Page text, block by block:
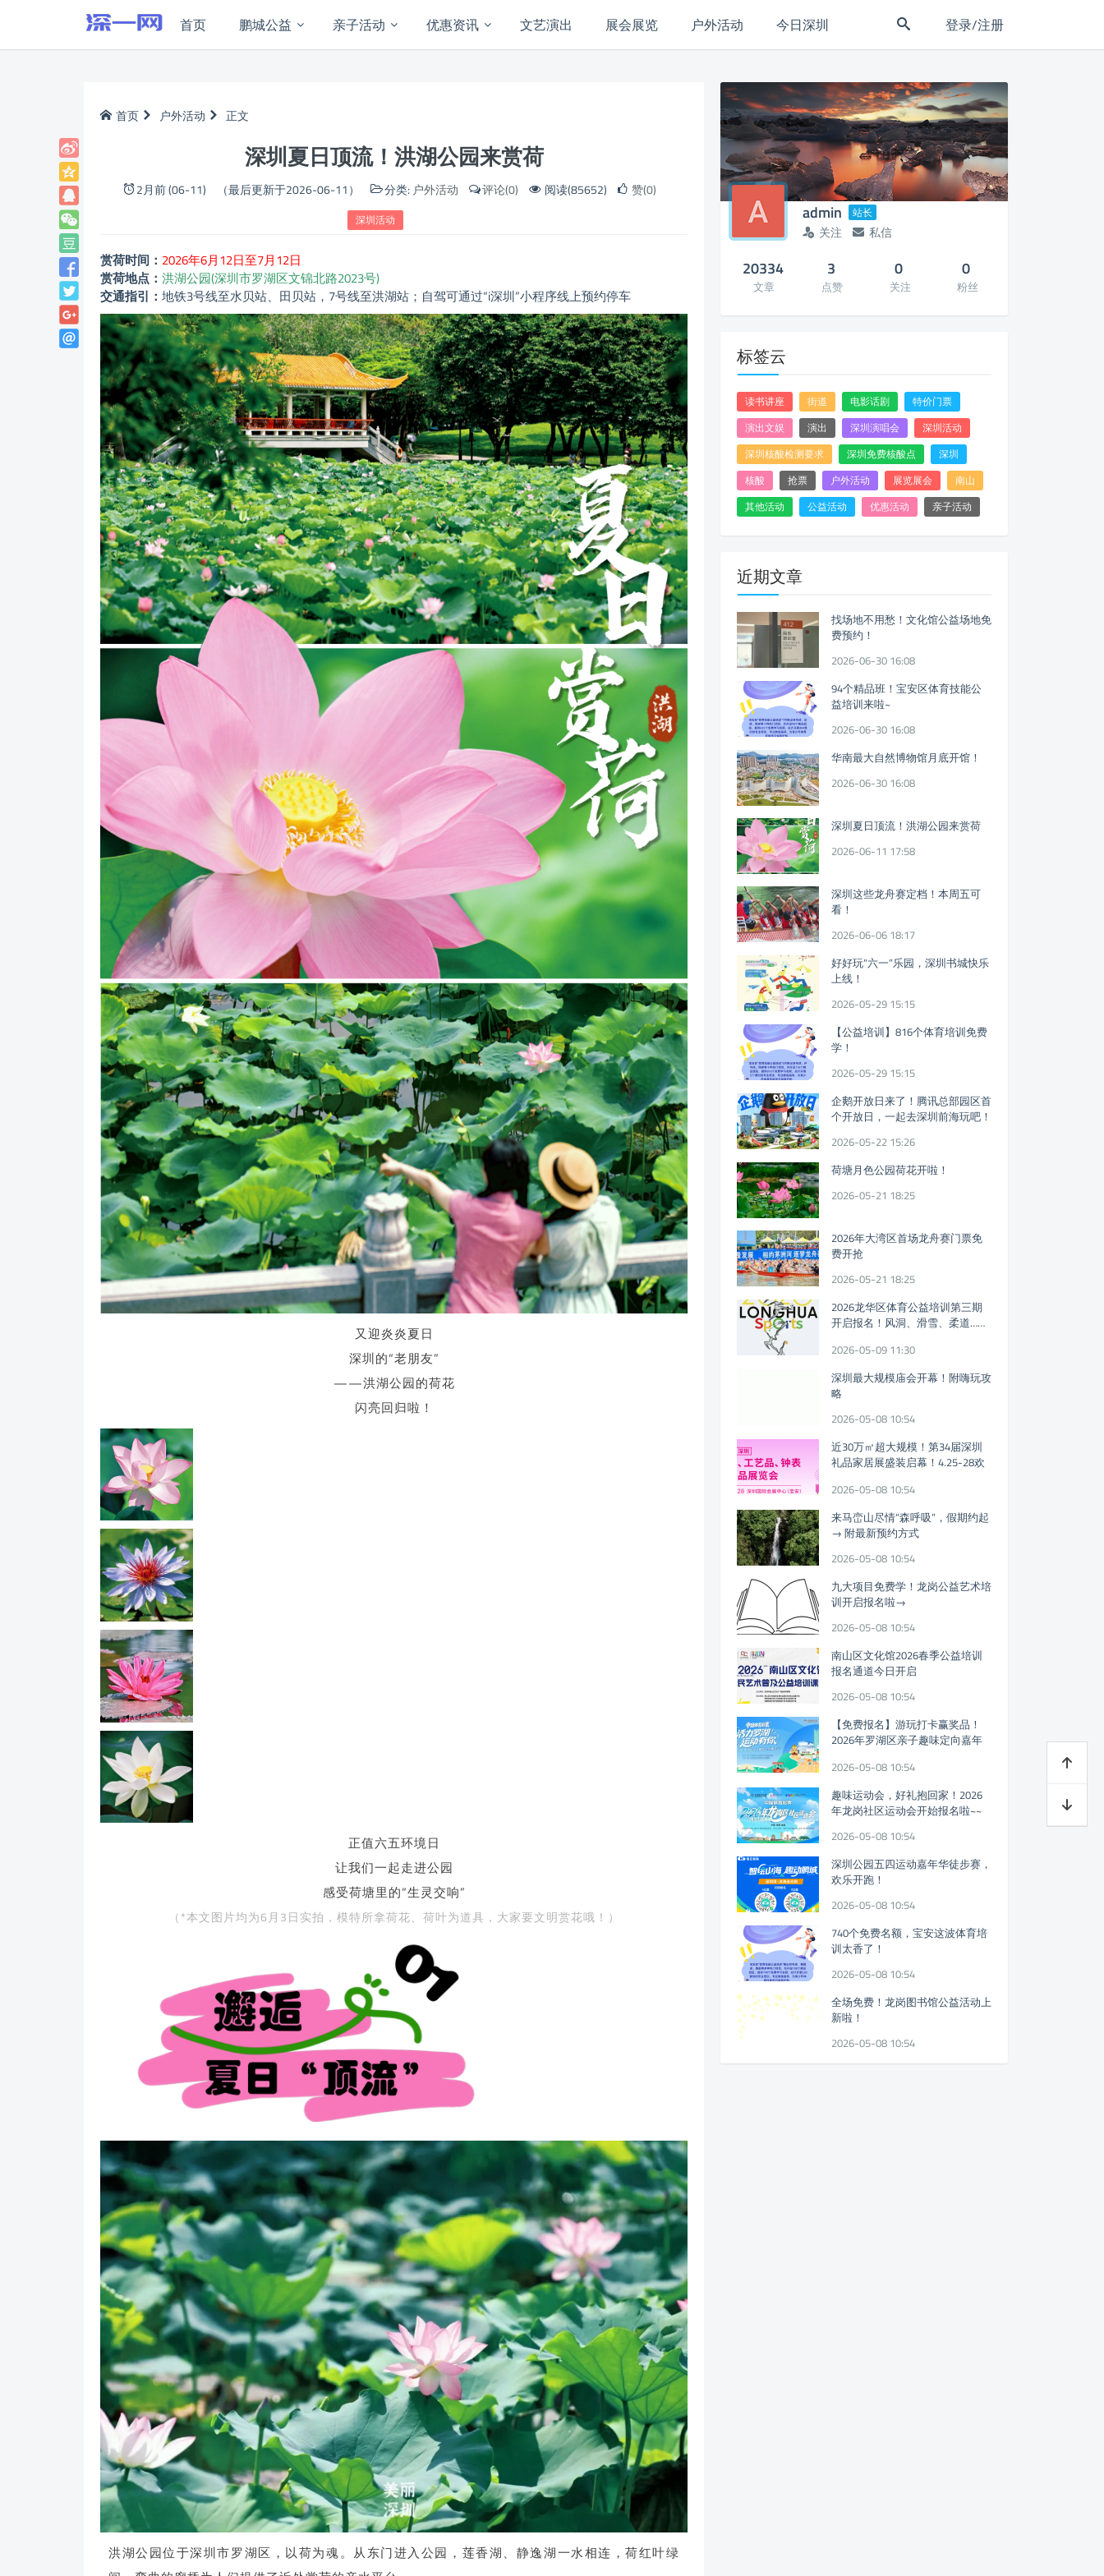
首页 鹏城公益 亲子活动 优惠资讯 文艺演出 展会展览 户外活动 今日深圳 登录/注册
首页 户外活动 正文
深圳夏日顶流！洪湖公园来赏荷
2月前 (06-11) （最后更新于2026-06-11） 分类: 户外活动 评论(0) 阅读(85652) 赞(0)
深圳活动
赏荷时间： 2026年6月12日至7月12日
赏荷地点： 洪湖公园(深圳市罗湖区文锦北路2023号)
交通指引： 地铁3号线至水贝站、田贝站，7号线至洪湖站；自驾可通过“i深圳”小程序线上预约停车
又迎炎炎夏日
深圳的“老朋友”
——洪湖公园的荷花
闪亮回归啦！
正值六五环境日
让我们一起走进公园
感受荷塘里的“生灵交响”
（*本文图片均为6月3日实拍，模特所拿荷花、荷叶为道具，大家要文明赏花哦！）
洪湖公园位于深圳市罗湖区，以荷为魂。从东门进入公园，莲香湖、静逸湖一水相连，荷红叶绿
admin 站长
关注 私信
20334
文章
3
点赞
0
关注
0
粉丝
标签云
读书讲座 街道 电影话剧
特价门票
演出文娱
演出 深圳演唱会
深圳活动
深圳核酸检测要求
深圳免费核酸点
深圳
核酸
抢票 户外活动 展览展会
南山
其他活动
公益活动 优惠活动 亲子活动
近期文章
找场地不用愁！文化馆公益场地免
费预约！
2026-06-30 16:08
94个精品班！宝安区体育技能公
益培训来啦~
2026-06-30 16:08
华南最大自然博物馆月底开馆！
2026-06-30 16:08
深圳夏日顶流！洪湖公园来赏荷
2026-06-11 17:58
深圳这些龙舟赛定档！本周五可
看！
2026-06-06 18:17
好好玩“六一”乐园，深圳书城快乐
上线！
2026-05-29 15:15
【公益培训】816个体育培训免费
学！
2026-05-29 15:15
企鹅开放日来了！腾讯总部园区首
个开放日，一起去深圳前海玩吧！
2026-05-22 15:26
荷塘月色公园荷花开啦！
2026-05-21 18:25
2026年大湾区首场龙舟赛门票免
费开抢
2026-05-21 18:25
2026龙华区体育公益培训第三期
开启报名！风洞、滑雪、柔道……
2026-05-09 11:30
深圳最大规模庙会开幕！附嗨玩攻
略
2026-05-08 10:54
近30万㎡超大规模！第34届深圳
礼品家居展盛装启幕！4.25-28欢
2026-05-08 10:54
来马峦山尽情“森呼吸”，假期约起
→ 附最新预约方式
2026-05-08 10:54
九大项目免费学！龙岗公益艺术培
训开启报名啦→
2026-05-08 10:54
南山区文化馆2026春季公益培训
报名通道今日开启
2026-05-08 10:54
【免费报名】游玩打卡赢奖品！
2026年罗湖区亲子趣味定向嘉年
2026-05-08 10:54
趣味运动会，好礼抱回家！2026
年龙岗社区运动会开始报名啦~~
2026-05-08 10:54
深圳公园五四运动嘉年华徒步赛，
欢乐开跑！
2026-05-08 10:54
740个免费名额，宝安这波体育培
训太香了！
2026-05-08 10:54
全场免费！龙岗图书馆公益活动上
新啦！
2026-05-08 10:54